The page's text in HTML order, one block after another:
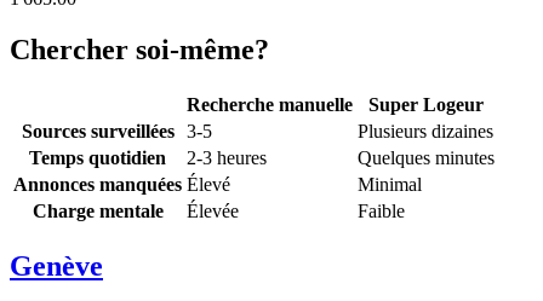
Chercher soi-même?
Recherche manuelle
Super Logeur
Sources surveillées
3-5
Plusieurs dizaines
Temps quotidien
2-3 heures
Quelques minutes
Annonces manquées Élevé
Minimal
Charge mentale
Élevée Faible
Genève